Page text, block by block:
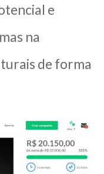
e
na
de forma